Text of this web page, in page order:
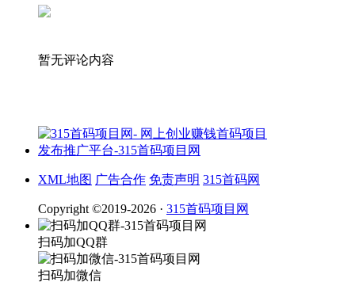
暂无评论内容
XML地图 广告合作 免责声明 315首码网
Copyright ©2019-2026 · 315首码项目网
扫码加QQ群
扫码加微信